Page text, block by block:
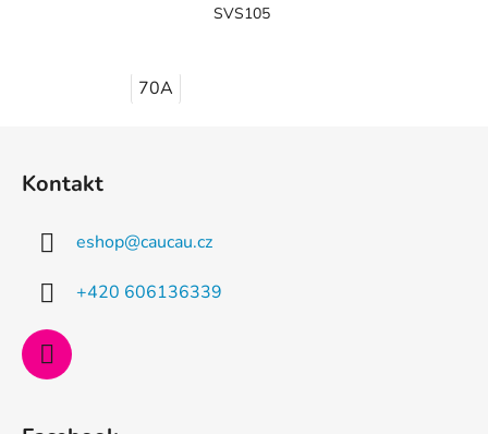
SVS105
70A
Kontakt
eshop@caucau.cz
+420 606136339